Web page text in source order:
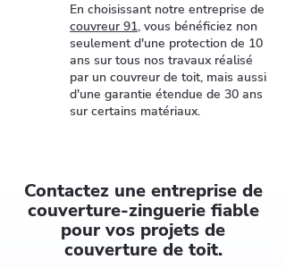
En choisissant notre entreprise de
couvreur 91, vous bénéficiez non
seulement d'une protection de 10
ans sur tous nos travaux réalisé
par un couvreur de toit, mais aussi
d'une garantie étendue de 30 ans
sur certains matériaux.
Contactez une entreprise de
couverture-zinguerie fiable
pour vos projets de
couverture de toit.